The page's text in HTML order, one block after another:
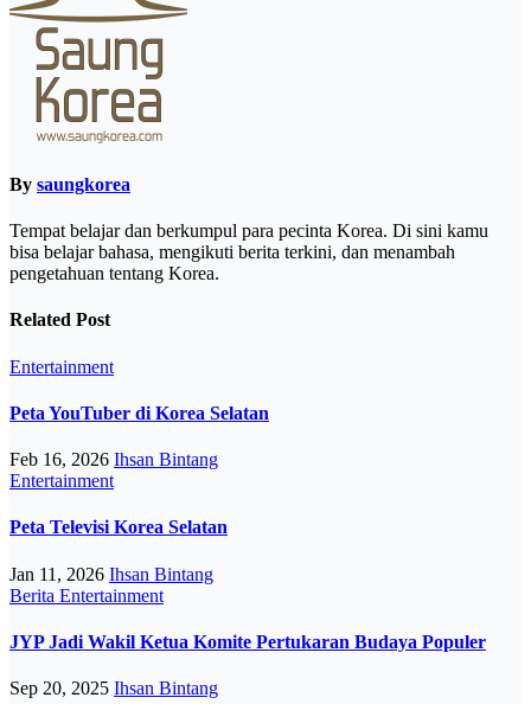
By saungkorea
Tempat belajar dan berkumpul para pecinta Korea. Di sini kamu
bisa belajar bahasa, mengikuti berita terkini, dan menambah
pengetahuan tentang Korea.
Related Post
Entertainment
Peta YouTuber di Korea Selatan
Feb 16, 2026 Ihsan Bintang
Entertainment
Peta Televisi Korea Selatan
Jan 11, 2026 Ihsan Bintang
Berita Entertainment
JYP Jadi Wakil Ketua Komite Pertukaran Budaya Populer
Sep 20, 2025 Ihsan Bintang